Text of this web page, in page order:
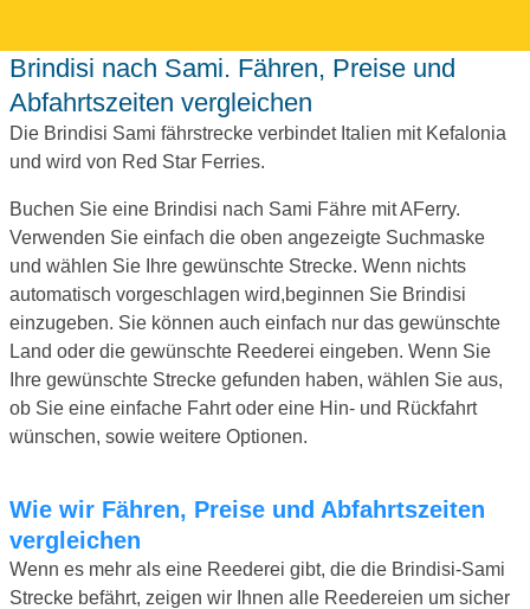
Brindisi nach Sami. Fähren, Preise und
Abfahrtszeiten vergleichen
Die Brindisi Sami fährstrecke verbindet Italien mit Kefalonia
und wird von Red Star Ferries.
Buchen Sie eine Brindisi nach Sami Fähre mit AFerry.
Verwenden Sie einfach die oben angezeigte Suchmaske
und wählen Sie Ihre gewünschte Strecke. Wenn nichts
automatisch vorgeschlagen wird,beginnen Sie Brindisi
einzugeben. Sie können auch einfach nur das gewünschte
Land oder die gewünschte Reederei eingeben. Wenn Sie
Ihre gewünschte Strecke gefunden haben, wählen Sie aus,
ob Sie eine einfache Fahrt oder eine Hin- und Rückfahrt
wünschen, sowie weitere Optionen.
Wie wir Fähren, Preise und Abfahrtszeiten
vergleichen
Wenn es mehr als eine Reederei gibt, die die Brindisi-Sami
Strecke befährt, zeigen wir Ihnen alle Reedereien um sicher